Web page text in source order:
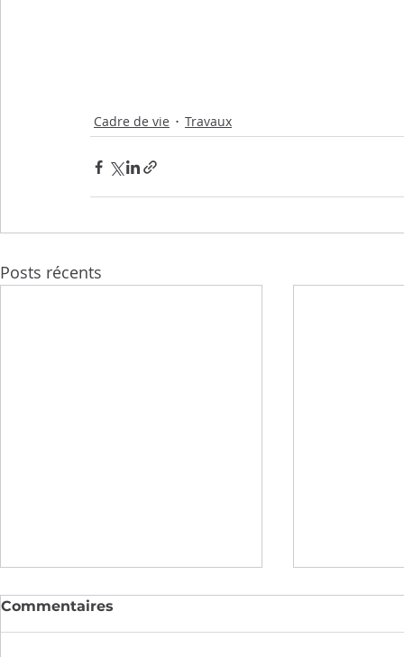
Cadre de vie Travaux
Posts récents
Commentaires